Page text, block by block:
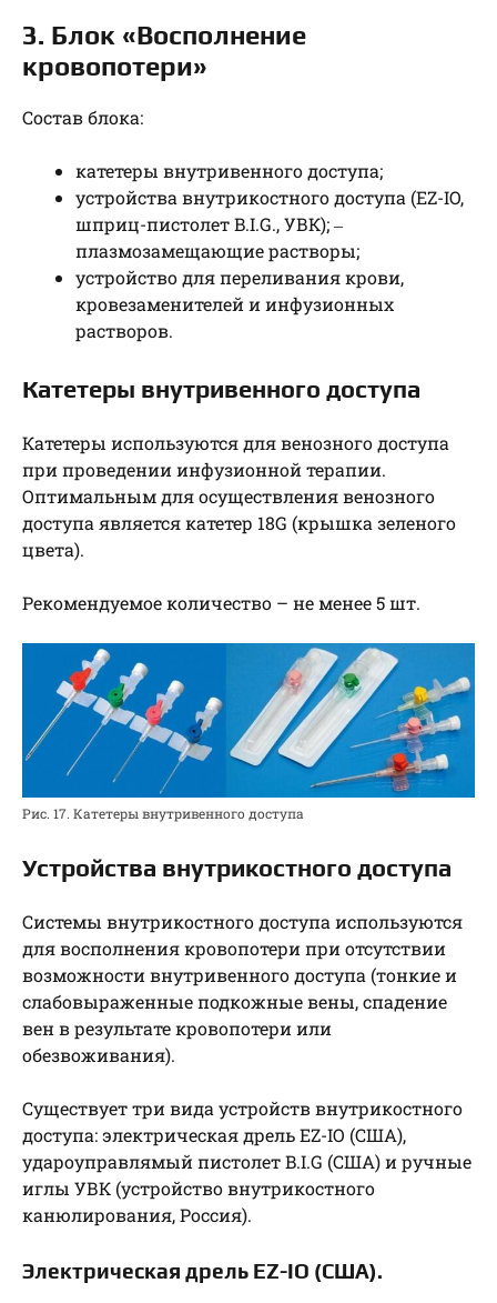
3. Блок «Восполнение
кровопотери»
Состав блока:
катетеры внутривенного доступа;
устройства внутрикостного доступа (EZ-IO,
шприц-пистолет B.I.G., УВК); ‒
плазмозамещающие растворы;
устройство для переливания крови,
кровезаменителей и инфузионных
растворов.
Катетеры внутривенного доступа
Катетеры используются для венозного доступа
при проведении инфузионной терапии.
Оптимальным для осуществления венозного
доступа является катетер 18G (крышка зеленого
цвета).
Рекомендуемое количество – не менее 5 шт.
Рис. 17. Катетеры внутривенного доступа
Устройства внутрикостного доступа
Системы внутрикостного доступа используются
для восполнения кровопотери при отсутствии
возможности внутривенного доступа (тонкие и
слабовыраженные подкожные вены, спадение
вен в результате кровопотери или
обезвоживания).
Существует три вида устройств внутрикостного
доступа: электрическая дрель EZ-IO (США),
удароуправлямый пистолет B.I.G (США) и ручные
иглы УВК (устройство внутрикостного
канюлирования, Россия).
Электрическая дрель EZ-IO (США).